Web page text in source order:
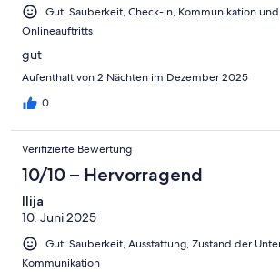
Gut: Sauberkeit, Check-in, Kommunikation
Onlineauftritts
gut
Aufenthalt von 2 Nächten im Dezember 2025
0
Verifizierte Bewertung
10/10 – Hervorragend
Ilija
10. Juni 2025
Gut: Sauberkeit, Ausstattung, Zustand der
Kommunikation